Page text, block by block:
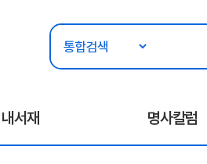
내서재 명사칼럼